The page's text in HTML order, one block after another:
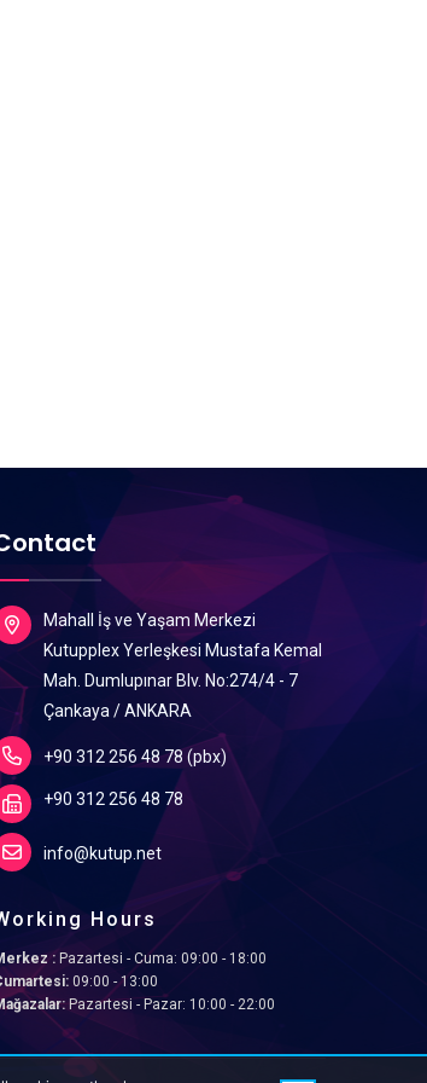
Mahall İş ve Yaşam Merkezi
Kutupplex Yerleşkesi Mustafa Kemal
Mah. Dumlupınar Blv. No:274/4 - 7
Çankaya / ANKARA
+90 312 256 48 78 (pbx)
+90 312 256 48 78
info@kutup.net
Hours
: Pazartesi - Cuma: 09:00 - 18:00
09:00 - 13:00
Pazartesi - Pazar: 10:00 - 22:00